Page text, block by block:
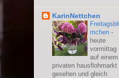
KarinNettchen
mchen -
heute
vormittag
auf einem
privaten hausflohmarkt
gesehen und gleich